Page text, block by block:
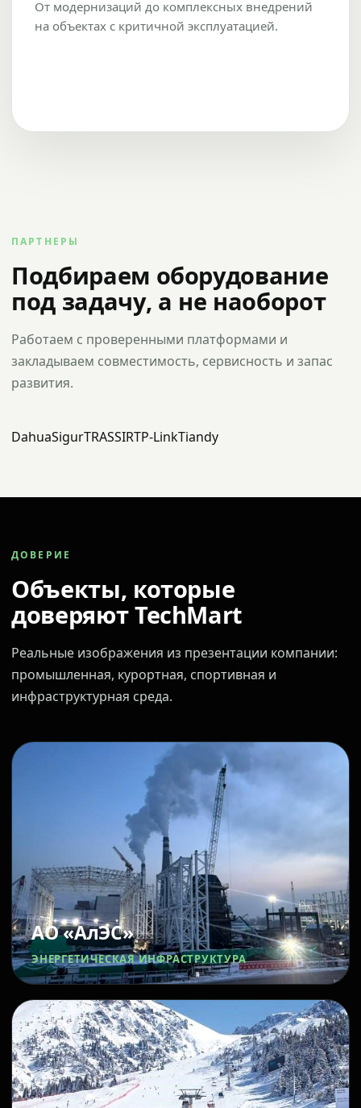
От модернизаций до комплексных внедрений
на объектах с критичной эксплуатацией.
ПАРТНЕРЫ
Подбираем оборудование
под задачу, а не наоборот
Работаем с проверенными платформами и
закладываем совместимость, сервисность и запас
развития.
DahuaSigurTRASSIRTP-LinkTiandy
ДОВЕРИЕ
Объекты, которые
доверяют TechMart
Реальные изображения из презентации компании:
промышленная, курортная, спортивная и
инфраструктурная среда.
АО «АлЭС»
ЭНЕРГЕТИЧЕСКАЯ ИНФРАСТРУКТУРА